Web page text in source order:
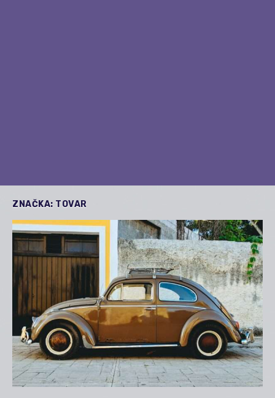
ZNAČKA: TOVAR